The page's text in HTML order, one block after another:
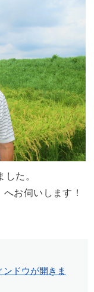
た。
お伺いします！
ドウが開きま